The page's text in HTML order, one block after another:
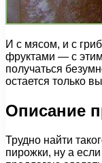
И с мясом, и с
фруктами — с
получаться
остается только
Описание
Трудно найти
пирожки, ну а